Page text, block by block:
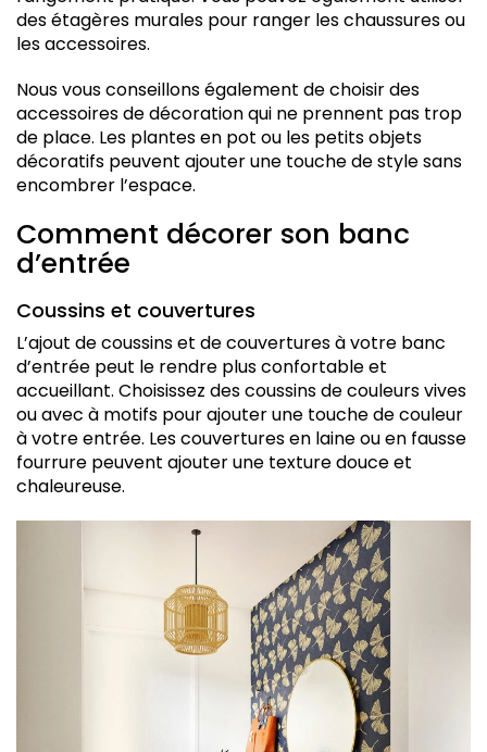
des étagères murales pour ranger les chaussures ou
les accessoires.
Nous vous conseillons également de choisir des
accessoires de décoration qui ne prennent pas trop
de place. Les plantes en pot ou les petits objets
décoratifs peuvent ajouter une touche de style sans
encombrer l’espace.
Comment décorer son banc
d’entrée
Coussins et couvertures
L’ajout de coussins et de couvertures à votre banc
d’entrée peut le rendre plus confortable et
accueillant. Choisissez des coussins de couleurs vives
ou avec à motifs pour ajouter une touche de couleur
à votre entrée. Les couvertures en laine ou en fausse
fourrure peuvent ajouter une texture douce et
chaleureuse.